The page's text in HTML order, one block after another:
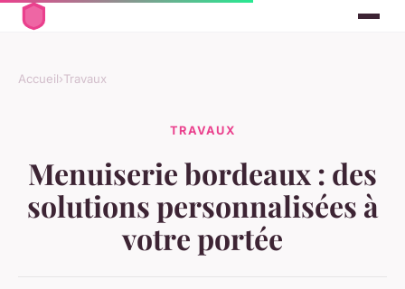
Accueil›Travaux
TRAVAUX
Menuiserie bordeaux : des
solutions personnalisées à
votre portée